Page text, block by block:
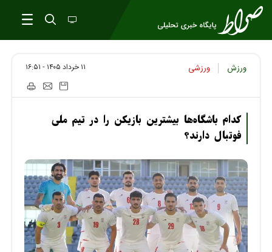
ورزش ورزشی ۱۱ خرداد ۱۴۰۵ - ۱۶:۵۱
کدام باشگاه‌ها بیشترین بازیکن را در تیم ملی
فوتبال دارند؟